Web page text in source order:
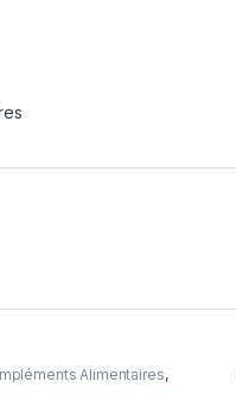
Alimentaires,